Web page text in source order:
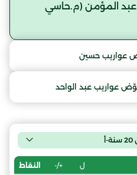
المؤمن (م.حاسي
عواريب حسين
عواريب عبد الواحد
ل +/- النقاط